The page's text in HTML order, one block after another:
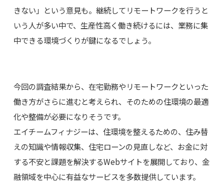
きない」という意見も。継続してリモートワークを行うと
いう人が多い中で、生産性高く働き続けるには、業務に集
中できる環境づくりが鍵になるでしょう。
今回の調査結果から、在宅勤務やリモートワークといった
働き方がさらに進むと考えられ、そのための住環境の最適
化や整備が必要になりそうです。
エイチームフィナジーは、住環境を整えるための、住み替
えの知識や情報収集、住宅ローンの見直しなど、お金に対
する不安と課題を解決するWebサイトを展開しており、金
融領域を中心に有益なサービスを多数提供しています。